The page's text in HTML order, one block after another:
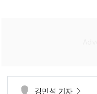
김민석 기자